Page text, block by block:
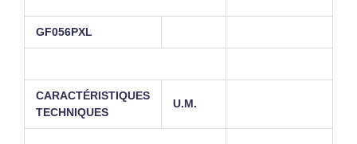
GF056PXL
CARACTÉRISTIQUES
TECHNIQUES
U.M.